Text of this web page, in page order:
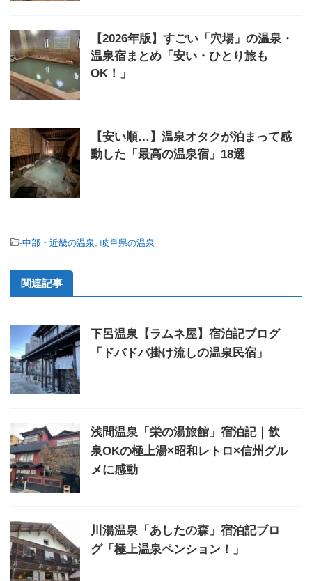
【2026年版】すごい「穴場」の温泉・
温泉宿まとめ「安い・ひとり旅も
OK！」
【安い順…】温泉オタクが泊まって感
動した「最高の温泉宿」18選
-中部・近畿の温泉, 岐阜県の温泉
関連記事
下呂温泉【ラムネ屋】宿泊記ブログ
「ドバドバ掛け流しの温泉民宿」
浅間温泉「栄の湯旅館」宿泊記｜飲
泉OKの極上湯×昭和レトロ×信州グル
メに感動
川湯温泉「あしたの森」宿泊記ブロ
グ「極上温泉ペンション！」